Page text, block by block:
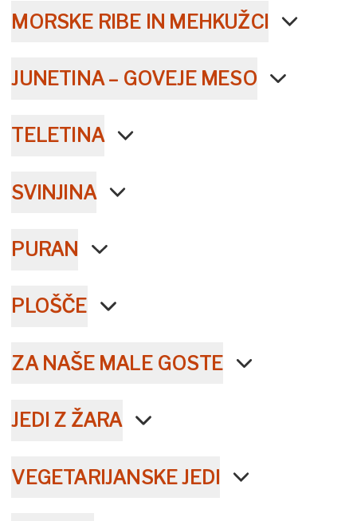
MORSKE RIBE IN MEHKUŽCI
JUNETINA – GOVEJE MESO
TELETINA
SVINJINA
PURAN
PLOŠČE
ZA NAŠE MALE GOSTE
JEDI Z ŽARA
VEGETARIJANSKE JEDI